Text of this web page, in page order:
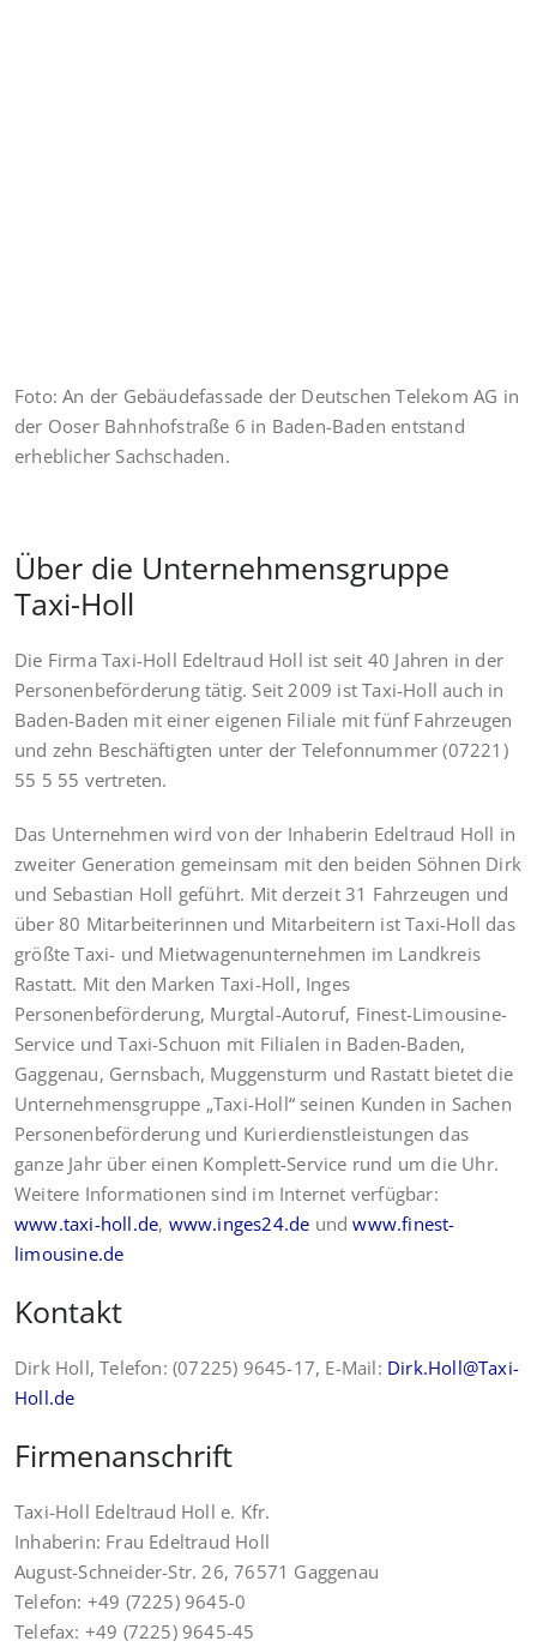
Foto: An der Gebäudefassade der Deutschen Telekom AG in
der Ooser Bahnhofstraße 6 in Baden-Baden entstand
erheblicher Sachschaden.
Über die Unternehmensgruppe
Taxi-Holl
Die Firma Taxi-Holl Edeltraud Holl ist seit 40 Jahren in der
Personenbeförderung tätig. Seit 2009 ist Taxi-Holl auch in
Baden-Baden mit einer eigenen Filiale mit fünf Fahrzeugen
und zehn Beschäftigten unter der Telefonnummer (07221)
55 5 55 vertreten.
Das Unternehmen wird von der Inhaberin Edeltraud Holl in
zweiter Generation gemeinsam mit den beiden Söhnen Dirk
und Sebastian Holl geführt. Mit derzeit 31 Fahrzeugen und
über 80 Mitarbeiterinnen und Mitarbeitern ist Taxi-Holl das
größte Taxi- und Mietwagenunternehmen im Landkreis
Rastatt. Mit den Marken Taxi-Holl, Inges
Personenbeförderung, Murgtal-Autoruf, Finest-Limousine-
Service und Taxi-Schuon mit Filialen in Baden-Baden,
Gaggenau, Gernsbach, Muggensturm und Rastatt bietet die
Unternehmensgruppe „Taxi-Holl“ seinen Kunden in Sachen
Personenbeförderung und Kurierdienstleistungen das
ganze Jahr über einen Komplett-Service rund um die Uhr.
Weitere Informationen sind im Internet verfügbar:
www.taxi-holl.de, www.inges24.de undwww.finest-
limousine.de
Kontakt
Dirk Holl, Telefon: (07225) 9645-17, E-Mail: Dirk.Holl@Taxi-
Holl.de
Firmenanschrift
Taxi-Holl Edeltraud Holl e. Kfr.
Inhaberin: Frau Edeltraud Holl
August-Schneider-Str. 26, 76571 Gaggenau
Telefon: +49 (7225) 9645-0
Telefax: +49 (7225) 9645-45